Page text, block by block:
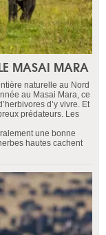
MASAI MARA
naturelle au Nord
au Masai Mara, ce
d’y vivre. Et
prédateurs. Les
une bonne
hautes cachent